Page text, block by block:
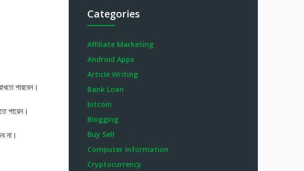
পারবেন।
পারেন।
না।
Categories
Affiliate Marketing
Android Apps
Article Writing
Bank Loan
bitcoin
Blogging
Buy Sell
Computer Information
Cryptocurrency